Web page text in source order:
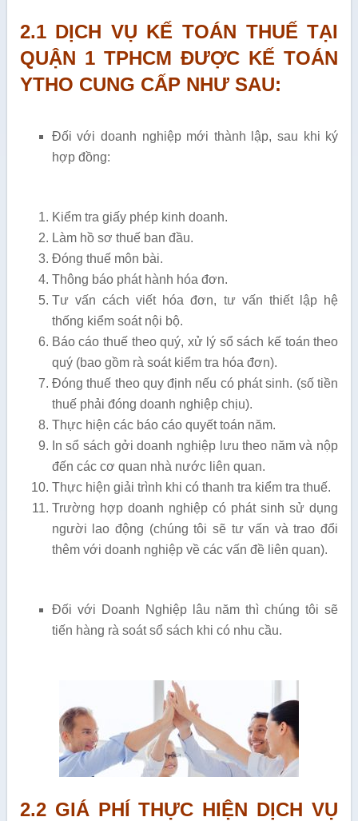
2.1 DỊCH VỤ KẾ TOÁN THUẾ TẠI
QUẬN 1 TPHCM ĐƯỢC KẾ TOÁN
YTHO CUNG CẤP NHƯ SAU:
Đối với doanh nghiệp mới thành lập, sau khi ký
hợp đồng:
Kiểm tra giấy phép kinh doanh.
Làm hồ sơ thuế ban đầu.
Đóng thuế môn bài.
Thông báo phát hành hóa đơn.
Tư vấn cách viết hóa đơn, tư vấn thiết lập hệ
thống kiểm soát nội bộ.
Báo cáo thuế theo quý, xử lý sổ sách kế toán theo
quý (bao gồm rà soát kiểm tra hóa đơn).
Đóng thuế theo quy định nếu có phát sinh. (số tiền
thuế phải đóng doanh nghiệp chịu).
Thực hiện các báo cáo quyết toán năm.
In sổ sách gởi doanh nghiệp lưu theo năm và nộp
đến các cơ quan nhà nước liên quan.
Thực hiện giải trình khi có thanh tra kiểm tra thuế.
Trường hợp doanh nghiệp có phát sinh sử dụng
người lao động (chúng tôi sẽ tư vấn và trao đổi
thêm với doanh nghiệp về các vấn đề liên quan).
Đối với Doanh Nghiệp lâu năm thì chúng tôi sẽ
tiến hàng rà soát sổ sách khi có nhu cầu.
2.2 GIÁ PHÍ THỰC HIỆN DỊCH VỤ